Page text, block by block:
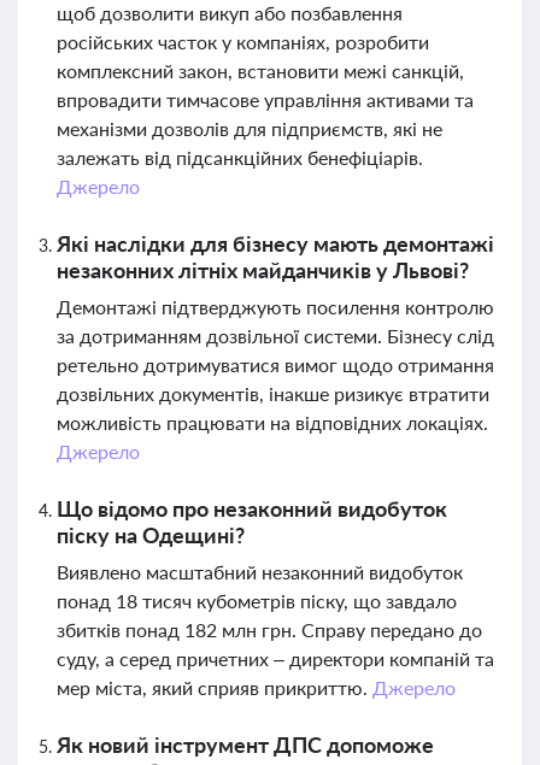
щоб дозволити викуп або позбавлення
російських часток у компаніях, розробити
комплексний закон, встановити межі санкцій,
впровадити тимчасове управління активами та
механізми дозволів для підприємств, які не
залежать від підсанкційних бенефіціарів.
Джерело
Які наслідки для бізнесу мають демонтажі
незаконних літніх майданчиків у Львові?
Демонтажі підтверджують посилення контролю
за дотриманням дозвільної системи. Бізнесу слід
ретельно дотримуватися вимог щодо отримання
дозвільних документів, інакше ризикує втратити
можливість працювати на відповідних локаціях.
Джерело
Що відомо про незаконний видобуток
піску на Одещині?
Виявлено масштабний незаконний видобуток
понад 18 тисяч кубометрів піску, що завдало
збитків понад 182 млн грн. Справу передано до
суду, а серед причетних – директори компаній та
мер міста, який сприяв прикриттю. Джерело
Як новий інструмент ДПС допоможе